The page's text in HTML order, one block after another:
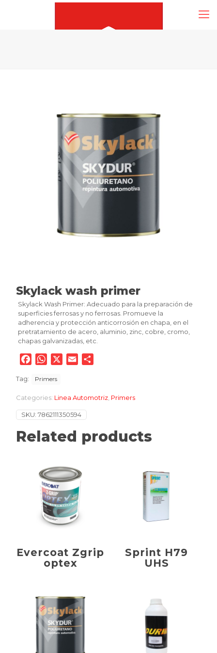
Skylack wash primer
Skylack Wash Primer: Adecuado para la preparación de
superficies ferrosas y no ferrosas. Promueve la
adherencia y protección anticorrosión en chapa, en el
pretratamiento de acero, aluminio, zinc, cobre, cromo,
chapas galvanizadas, etc.
Facebook
WhatsAppEmail
Tag: Primers
Categories: Linea Automotriz Primers
SKU: 7862111350594
Related products
Evercoat Zgrip
optex
Sprint H79
UHS